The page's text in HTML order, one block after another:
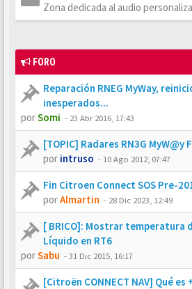
Zona dedicada al audio
FORO
Reparación RNEG MyWay,
inesperados...
porSomi - 23 Abr 2016, 17:43
[TOPIC] Radares RN3G MyW@y
por intruso - 10 Ago 2012, 07:47
Fin Citroen Connect SOS Pre-
porAlmartin - 28 Dic 2023, 12:49
[ BRICO]: Mostrar temperatura
Líquido en RT6
porSabu -31 Dic 2015, 16:17
[Citroën CONNECT NAV] Qué es